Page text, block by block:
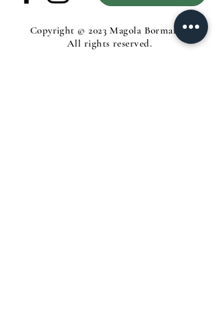
Copyright © 2023 Magola Borman®.
All rights reserved.